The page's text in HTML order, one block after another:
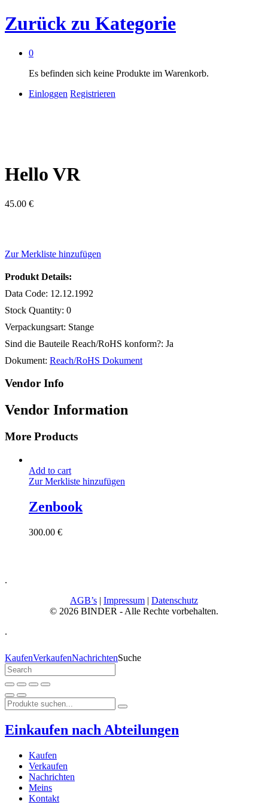
Zurück zu Kategorie
0
Es befinden sich keine Produkte im Warenkorb.
Einloggen Registrieren
Hello VR
45.00 €
Zur Merkliste hinzufügen
Produkt Details:
Data Code: 12.12.1992
Stock Quantity: 0
Verpackungsart: Stange
Sind die Bauteile Reach/RoHS konform?: Ja
Dokument: Reach/RoHS Dokument
Vendor Info
Vendor Information
More Products
Add to cart
Zur Merkliste hinzufügen
Zenbook
300.00 €
.
AGB’s | Impressum | Datenschutz
© 2026 BINDER - Alle Rechte vorbehalten.
.
KaufenVerkaufenNachrichtenSuche
Einkaufen nach Abteilungen
Kaufen
Verkaufen
Nachrichten
Meins
Kontakt